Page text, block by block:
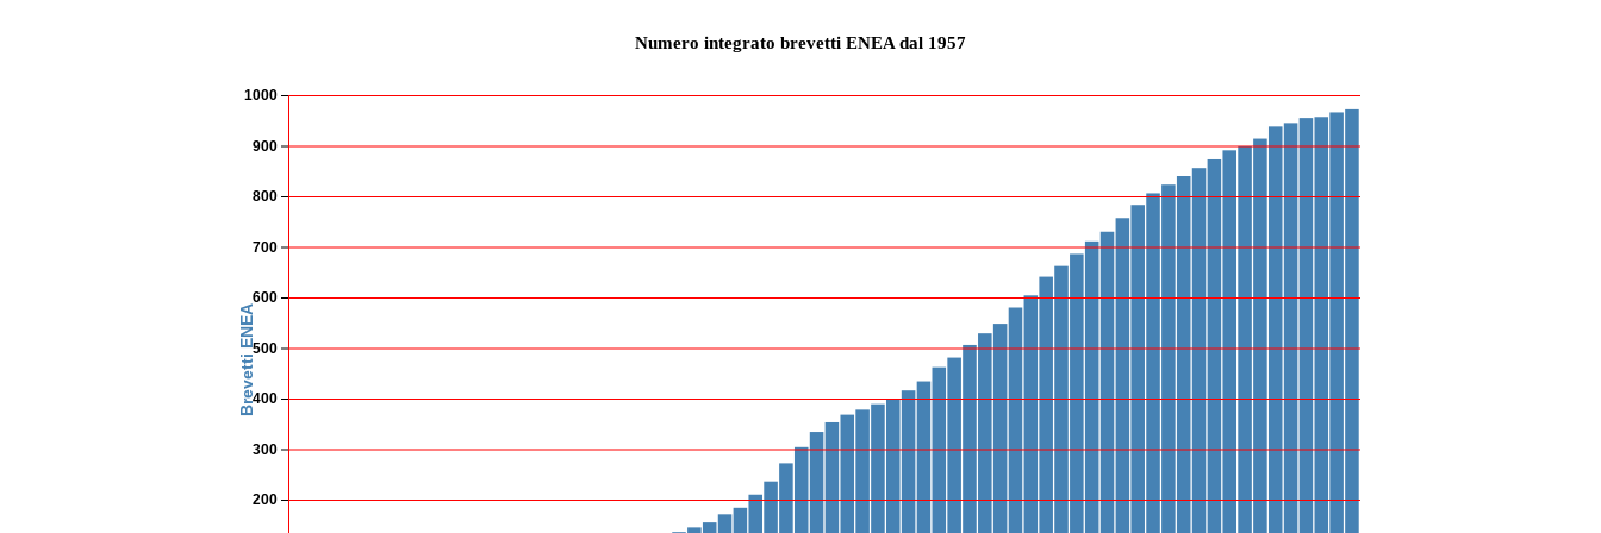
Numero integrato brevetti ENEA dal 1957
200
300
400
500
600
700
800
900
1000
Brevetti ENEA